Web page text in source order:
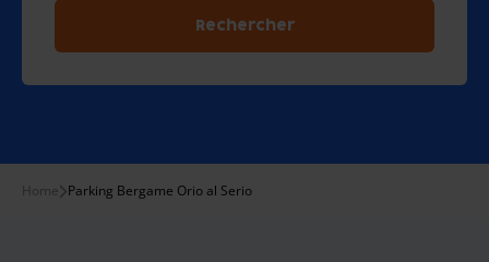
Rechercher
Home Parking Bergame Orio al Serio